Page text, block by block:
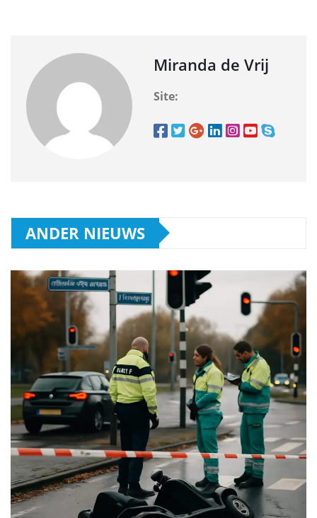
Miranda de Vrij
Site:
ANDER NIEUWS